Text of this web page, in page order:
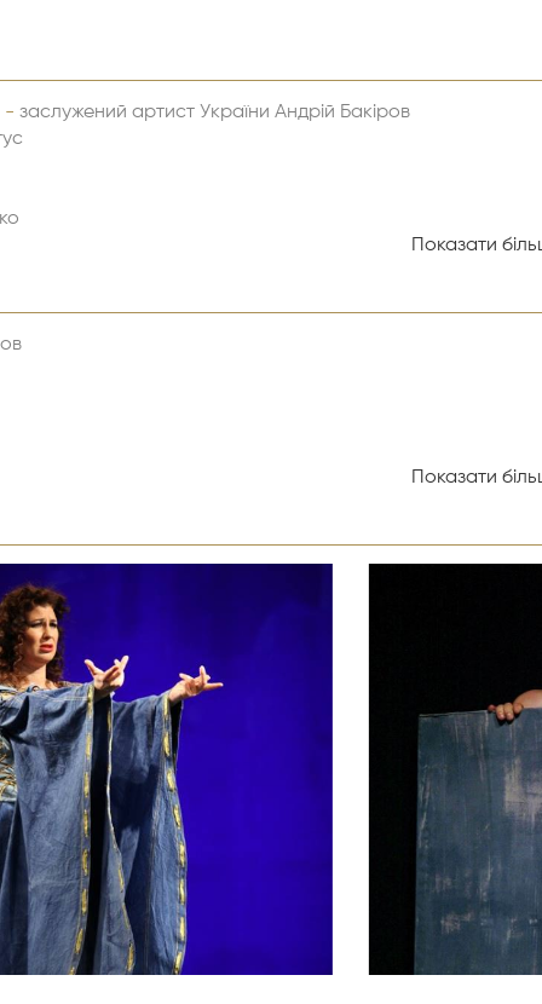
- заслужений артист України Андрій Бакіров
Показати
Показати